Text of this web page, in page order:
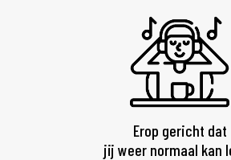
Erop gericht dat
jij weer normaal kan